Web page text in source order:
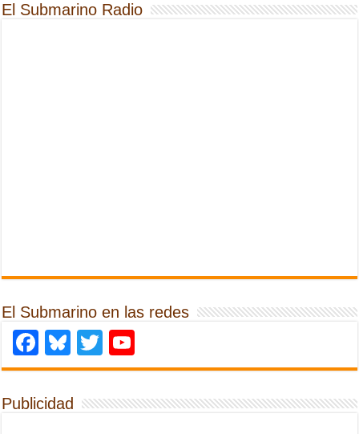
El Submarino Radio
El Submarino en las redes
Facebook
Bluesky
Twitter
Publicidad